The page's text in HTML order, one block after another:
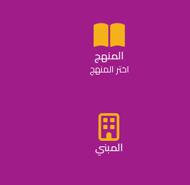
المنهج
اختر المنهج
المبني